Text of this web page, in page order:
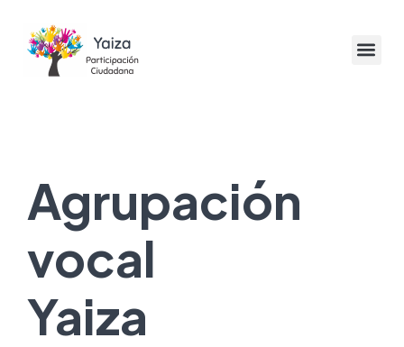
Agrupación
vocal
Yaiza